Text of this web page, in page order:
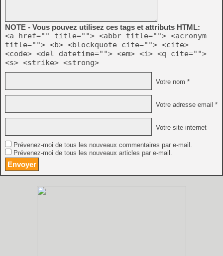
NOTE - Vous pouvez utilisez ces tags et attributs HTML:
<a href="" title=""> <abbr title=""> <acronym
title=""> <b> <blockquote cite=""> <cite>
<code> <del datetime=""> <em> <i> <q cite="">
<s> <strike> <strong>
Votre nom *
Votre adresse email *
Votre site internet
Prévenez-moi de tous les nouveaux commentaires par e-mail.
Prévenez-moi de tous les nouveaux articles par e-mail.